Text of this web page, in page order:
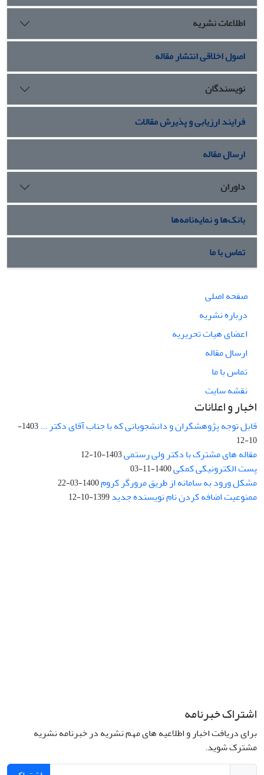
اطلاعات نشریه
اصول اخلاقی انتشار مقاله
نویسندگان
فرایند ارزیابی و پذیرش مقالات
ارسال مقاله
داوران
بانک‌ها و نمایه‌نامه‌ها
تماس با ما
صفحه اصلی
درباره نشریه
اعضای هیات تحریریه
ارسال مقاله
تماس با ما
نقشه سایت
اخبار و اعلانات
قابل توجه پژوهشگران و دانشجویانی که با جناب آقای دکتر ...
1403-
10-12
مقاله های مشترک با دکتر ولی رستمی1403-10-12
پست الکترونیکی کمکی1400-11-03
مشکل ورود به سامانه از طریق مرورگر کروم1400-03-22
ممنوعیت اضافه کردن نام نویسنده جدید1399-10-12
اشتراک خبرنامه
برای دریافت اخبار و اطلاعیه های مهم نشریه در خبرنامه نشریه
مشترک شوید.